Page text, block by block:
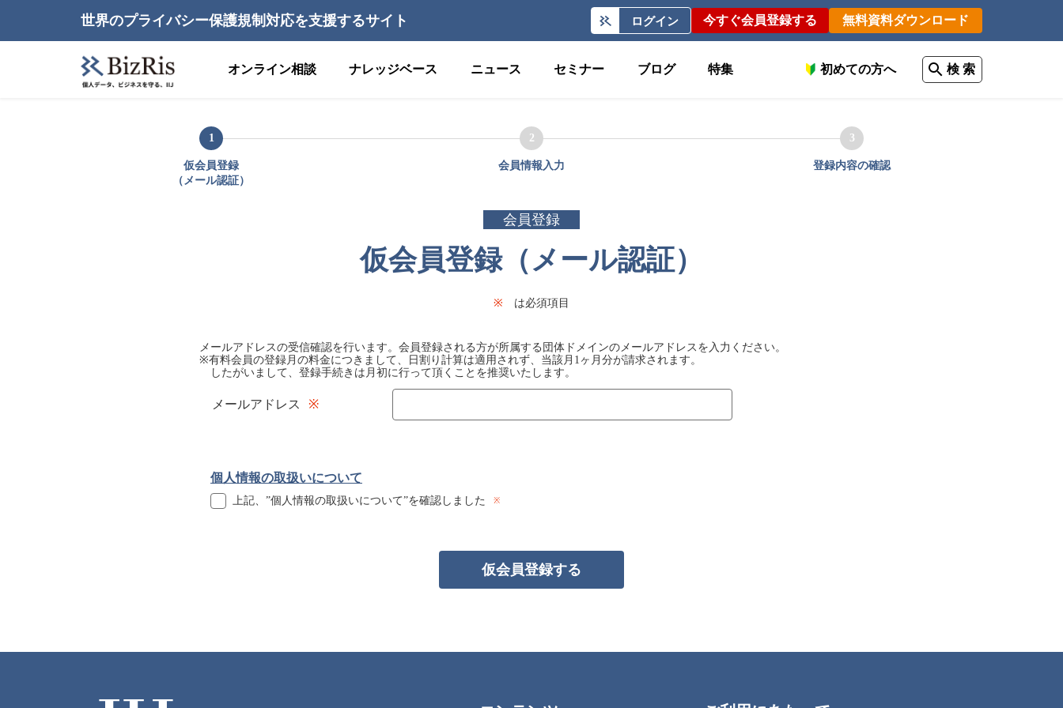
世界のプライバシー保護規制対応を支援するサイト ログイン 今すぐ会員登録する 無料資料ダウンロード
オンライン相談 ナレッジベース ニュース セミナー ブログ 特集 初めての方へ 検 索
1
仮会員登録
（メール認証）
2
会員情報入力
3
登録内容の確認
会員登録
仮会員登録（メール認証）
※ は必須項目
メールアドレスの受信確認を行います。会員登録される方が所属する団体ドメインのメールアドレスを入力ください。
※有料会員の登録月の料金につきまして、日割り計算は適用されず、当該月1ヶ月分が請求されます。
したがいまして、登録手続きは月初に行って頂くことを推奨いたします。
メールアドレス
個人情報の取扱いについて
上記、”個人情報の取扱いについて”を確認しました
仮会員登録する